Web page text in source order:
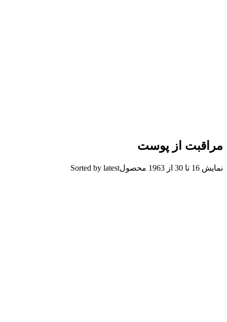
مراقبت از پوست
نمایش 16 تا 30 از 1963 محصول Sorted by latest